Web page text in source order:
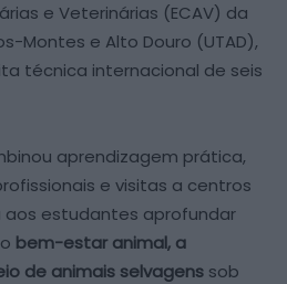
e Veterinárias (ECAV) da
Montes e Alto Douro (UTAD),
técnica internacional de seis
aprendizagem prática,
e visitas a centros
aos estudantes aprofundar
bem-estar animal, a
de animais selvagens sob